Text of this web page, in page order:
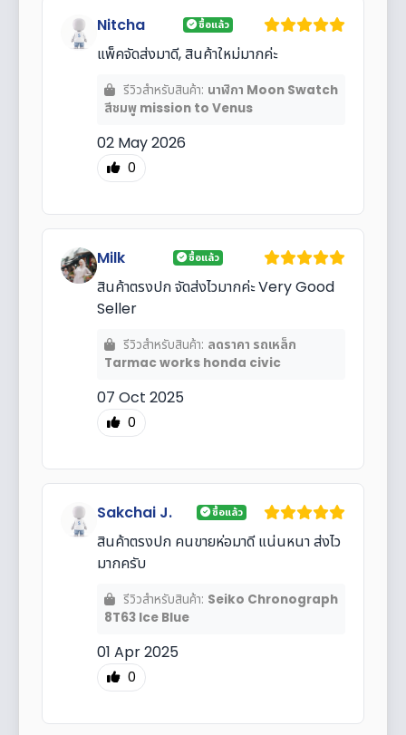
Nitcha ซื้อแล้ว
แพ็คจัดส่งมาดี, สินค้าใหม่มากค่ะ
รีวิวสำหรับสินค้า: นาฬิกา Moon Swatch
สีชมพู mission to Venus
02 May 2026
0
Milk ซื้อแล้ว
สินค้าตรงปก จัดส่งไวมากค่ะ Very Good
Seller
รีวิวสำหรับสินค้า: ลดราคา รถเหล็ก
Tarmac works honda civic
07 Oct 2025
0
Sakchai J. ซื้อแล้ว
สินค้าตรงปก คนขายห่อมาดี แน่นหนา ส่งไว
มากครับ
รีวิวสำหรับสินค้า: Seiko Chronograph
8T63 Ice Blue
01 Apr 2025
0